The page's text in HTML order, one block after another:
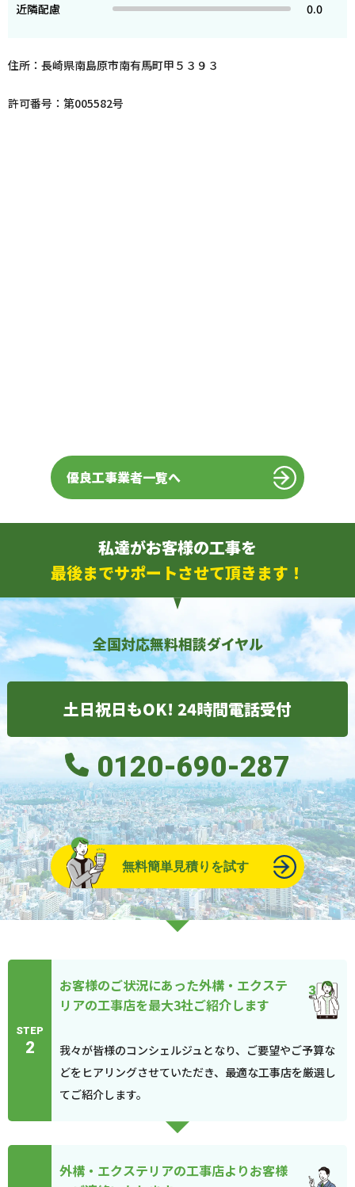
近隣配慮
0.0
住所：長崎県南島原市南有馬町甲５３９３
許可番号：第005582号
優良工事業者一覧へ
私達がお客様の工事を
最後までサポートさせて頂きます！
全国対応無料相談ダイヤル
土日祝日もOK! 24時間電話受付
0120-690-287
無料簡単見積りを試す
STEP
2
お客様のご状況にあった外構・エクステ
リアの工事店を最大3社ご紹介します
我々が皆様のコンシェルジュとなり、ご要望やご予算な
どをヒアリングさせていただき、最適な工事店を厳選し
てご紹介します。
外構・エクステリアの工事店よりお客様